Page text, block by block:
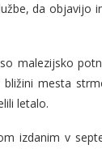
da objavijo
malezijsko
mesta
letalo.
izdanim v